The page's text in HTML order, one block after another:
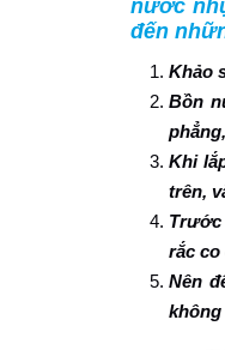
nước
đến
Khảo
Bồn
Khi
trên,
rắc co
Nên